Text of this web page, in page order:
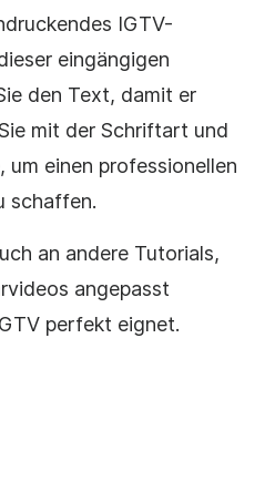
IGTV-
eingängigen
den Text, damit er
mit der Schriftart und
einen professionellen
schaffen.
an andere Tutorials,
angepasst
perfekt eignet.